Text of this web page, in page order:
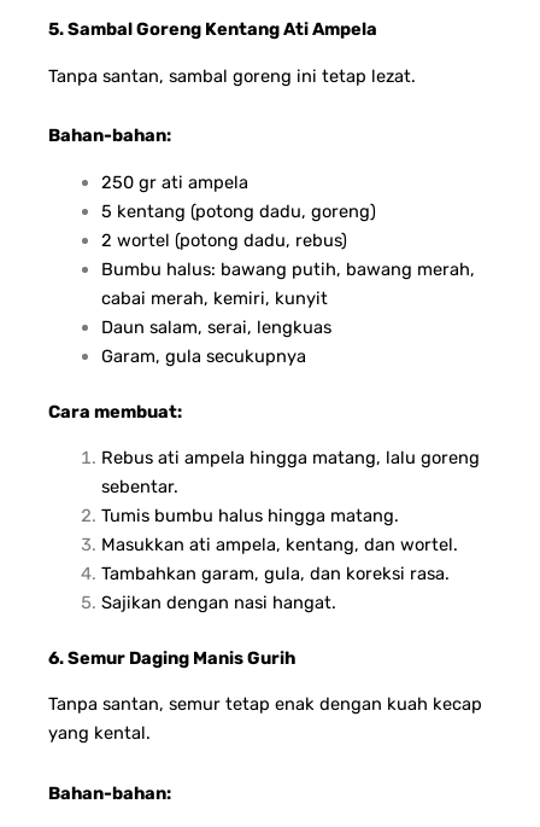
5. Sambal Goreng Kentang Ati Ampela
Tanpa santan, sambal goreng ini tetap lezat.
Bahan-bahan:
250 gr ati ampela
5 kentang (potong dadu, goreng)
2 wortel (potong dadu, rebus)
Bumbu halus: bawang putih, bawang merah,
cabai merah, kemiri, kunyit
Daun salam, serai, lengkuas
Garam, gula secukupnya
Cara membuat:
Rebus ati ampela hingga matang, lalu goreng
sebentar.
Tumis bumbu halus hingga matang.
Masukkan ati ampela, kentang, dan wortel.
Tambahkan garam, gula, dan koreksi rasa.
Sajikan dengan nasi hangat.
6. Semur Daging Manis Gurih
Tanpa santan, semur tetap enak dengan kuah kecap
yang kental.
Bahan-bahan: